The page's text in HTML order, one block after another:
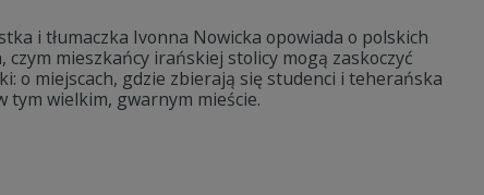
i tłumaczka Ivonna Nowicka opowiada o polskich
mieszkańcy irańskiej stolicy mogą zaskoczyć
o miejscach, gdzie zbierają się studenci i teherańska
tym wielkim, gwarnym mieście.